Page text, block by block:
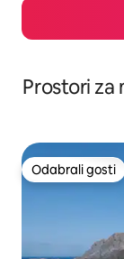
Prostori za
Odabrali gosti
Odabrali gosti